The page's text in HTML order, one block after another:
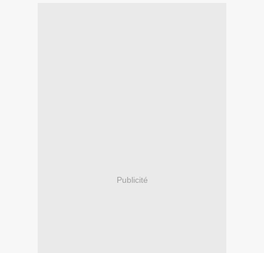
Publicité